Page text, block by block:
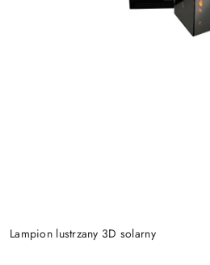
Lampion lustrzany 3D solarny